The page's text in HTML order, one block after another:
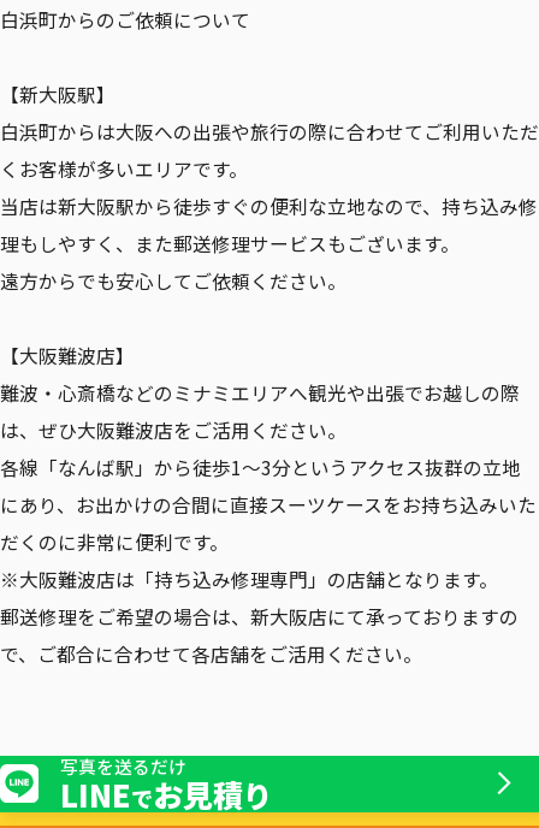
白浜町からのご依頼について
【新大阪駅】
白浜町からは大阪への出張や旅行の際に合わせてご利用いただ
くお客様が多いエリアです。
当店は新大阪駅から徒歩すぐの便利な立地なので、持ち込み修
理もしやすく、また郵送修理サービスもございます。
遠方からでも安心してご依頼ください。
【大阪難波店】
難波・心斎橋などのミナミエリアへ観光や出張でお越しの際
は、ぜひ大阪難波店をご活用ください。
各線「なんば駅」から徒歩1〜3分というアクセス抜群の立地
にあり、お出かけの合間に直接スーツケースをお持ち込みいた
だくのに非常に便利です。
※大阪難波店は「持ち込み修理専門」の店舗となります。
郵送修理をご希望の場合は、新大阪店にて承っておりますの
で、ご都合に合わせて各店舗をご活用ください。
写真を送るだけ
LINEでお見積り